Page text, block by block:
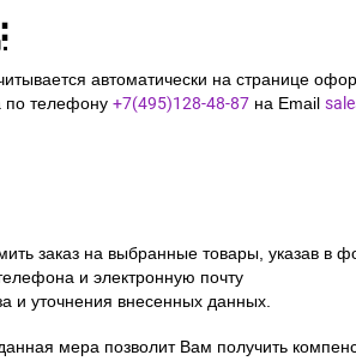
автоматически на странице
по телефону +7(495)128-48-87 на Email
заказ на выбранные товары, указав в
и электронную почту
и уточнения внесенных данных.
мера позволит Вам получить